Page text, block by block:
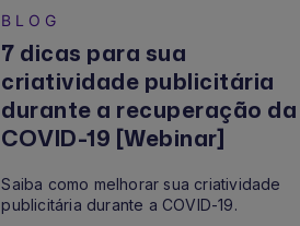
BLOG
7 dicas para sua
criatividade publicitária
durante a recuperação da
COVID-19 [Webinar]
Saiba como melhorar sua criatividade
publicitária durante a COVID-19.